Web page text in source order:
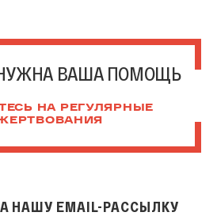
ВАША ПОМОЩЬ
НА РЕГУЛЯРНЫЕ
НАШУ EMAIL-РАССЫЛКУ